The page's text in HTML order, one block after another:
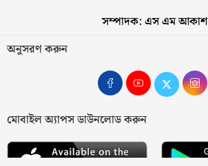
সম্পাদক: এস এম আকাশ
অনুসরণ করুন
মোবাইল অ্যাপস ডাউনলোড করুন